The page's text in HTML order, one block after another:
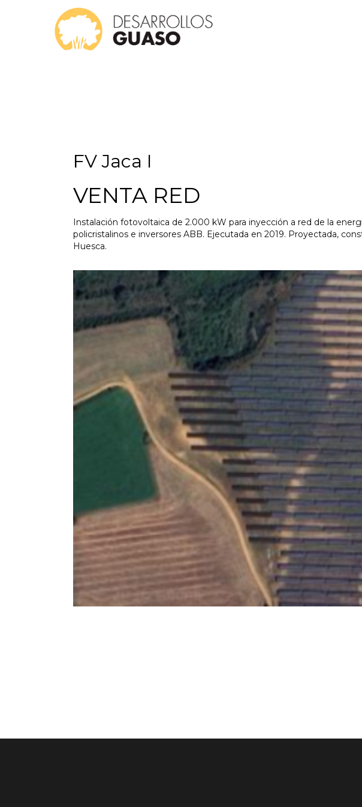
FV Jaca I
VENTA RED
Instalación fotovoltaica de 2.000 kW para inyección a red de la
policristalinos e inversores ABB. Ejecutada en 2019. Proyectada,
Huesca.